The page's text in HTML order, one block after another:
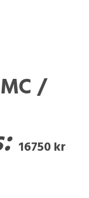
/
16750 kr